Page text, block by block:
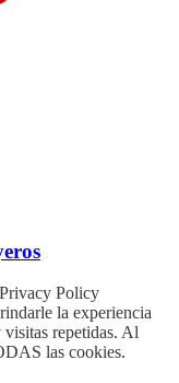
Policy
la experiencia
visitas repetidas. Al
las cookies.